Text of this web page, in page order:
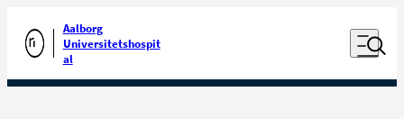
Gå til forsiden
Aalborg
Universitetshospit
al
Åben
Udfør søgning
Tilbage